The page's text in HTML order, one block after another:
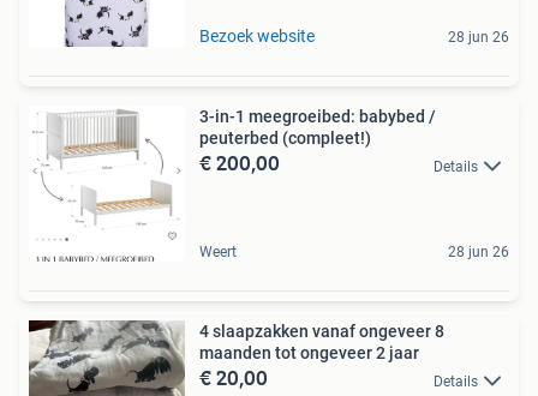
Bezoek website 28 jun 26
3-in-1 meegroeibed: babybed /
peuterbed (compleet!)
€ 200,00 Details
Weert 28 jun 26
4 slaapzakken vanaf ongeveer 8
maanden tot ongeveer 2 jaar
€ 20,00 Details